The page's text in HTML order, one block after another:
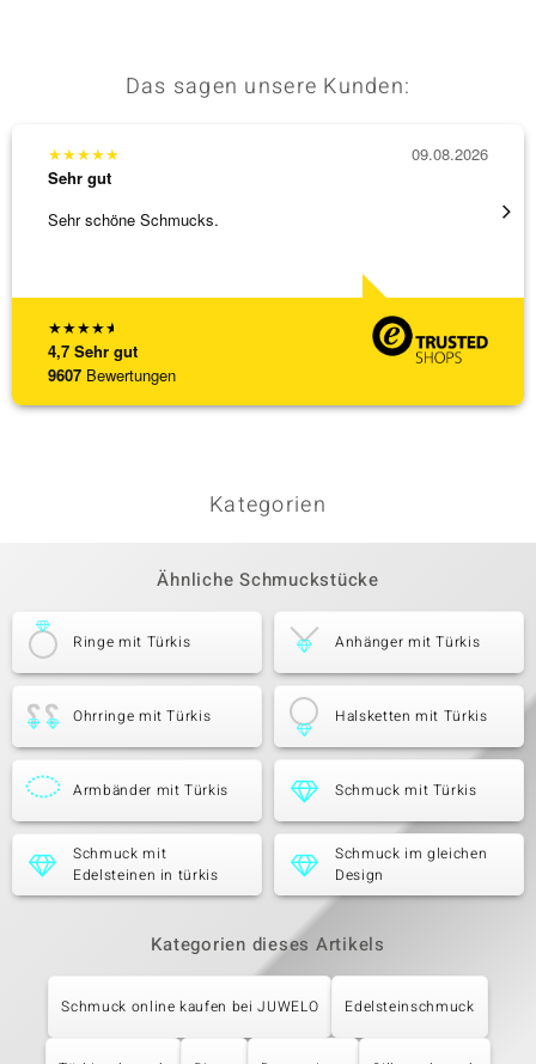
Das sagen unsere Kunden:
★★★★★
4,7 Sehr gut
9607 Bewertungen
★★★★★
Sehr gut
Sehr schöne Schmucks.
09.08.2026
Kategorien
Ähnliche Schmuckstücke
Ringe mit Türkis Anhänger mit Türkis
Ohrringe mit Türkis Halsketten mit Türkis
Armbänder mit Türkis Schmuck mit Türkis
Schmuck mit
Edelsteinen in türkis
Schmuck im gleichen
Design
Kategorien dieses Artikels
Schmuck online kaufen bei JUWELO Edelsteinschmuck